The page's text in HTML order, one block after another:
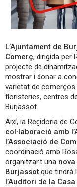
L’Ajuntament de
Comerç, dirigida per
projecte de
mostrar i donar a
varietat de comerços
floristeries, centres
Burjassot.
Així, la Regidoria de
col·laboració amb
l’Associació de
coordinació amb
organitzant una
Burjassot que tindrà
l’Auditori de la